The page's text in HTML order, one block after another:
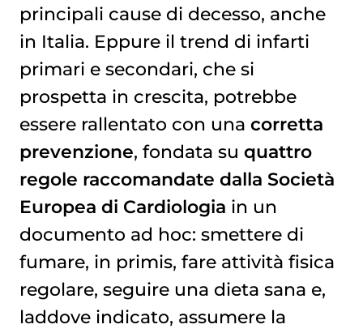
principali cause di decesso, anche
in Italia. Eppure il trend di infarti
primari e secondari, che si
prospetta in crescita, potrebbe
essere rallentato con una corretta
prevenzione, fondata su quattro
regole raccomandate dalla Società
Europea di Cardiologia in un
documento ad hoc: smettere di
fumare, in primis, fare attività fisica
regolare, seguire una dieta sana e,
laddove indicato, assumere la